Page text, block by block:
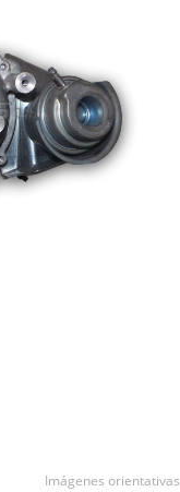
Imágenes orientativas